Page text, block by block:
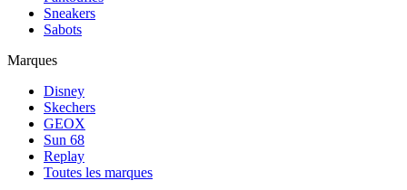
Sneakers
Sabots
Marques
Disney
Skechers
GEOX
Sun 68
Replay
Toutes les marques